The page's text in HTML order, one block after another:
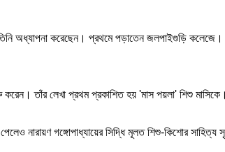
তিনি অধ্যাপনা করেছেন। প্রথমে পড়াতেন জলপাইগুড়ি
তাঁর লেখা প্রথম প্রকাশিত হয় 'মাস পয়লা' শিশু
নারায়ণ গঙ্গোপাধ্যায়ের সিদ্ধি মূলত শিশু-কিশোর